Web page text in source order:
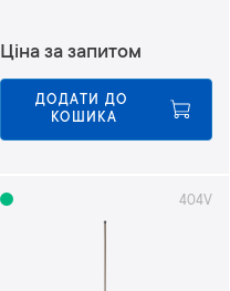
м
е
н
ш
е
Ціна за запитом
ДОДАТИ ДО
КОШИКА
404V